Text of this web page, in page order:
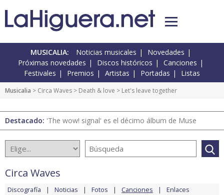
MUSICALIA: Noticias musicales
Novedades
Próximas novedades
Discos históricos
Canciones
Festivales
Premios Artistas Portadas Listas
Musicalia > Circa Waves > Death & love > Let's leave together
Destacado: 'The wow! signal' es el décimo álbum de Muse
Circa Waves
Discografía Noticias Fotos Canciones Enlaces